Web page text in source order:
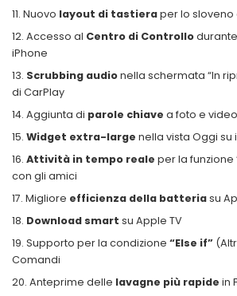
Nuovo layout di tastieraper lo sloveno
Accesso al Centro di Controllo
iPhone
Scrubbing audionella schermata “In
di CarPlay
Aggiunta di parole chiave a foto e
Widget extra-large nella vista Oggi su
Attività in tempo reale per la funzione
con gli amici
Migliore efficienza della batteriasu
Download smart su Apple TV
Supporto per la condizione “Else if”
Comandi
Anteprime delle lavagne più rapide in